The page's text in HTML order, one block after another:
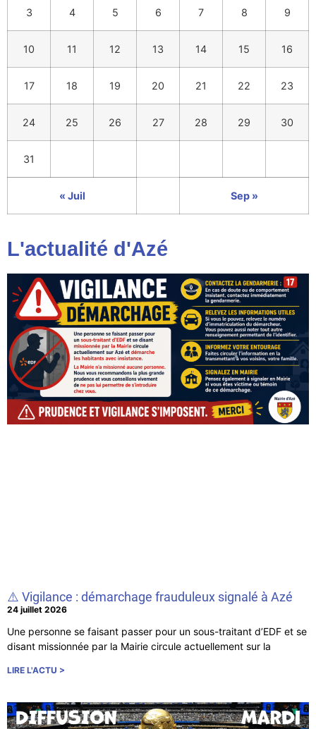
3 4 5 6 7 8 9
10 11 12 13 14 15 16
17 18 19 20 21 22 23
24 25 26 27 28 29 30
31
« Juil Sep »
L'actualité d'Azé
⚠️ Vigilance : démarchage frauduleux signalé à Azé
24 juillet 2026
Une personne se faisant passer pour un sous-traitant d’EDF et se
disant missionnée par la Mairie circule actuellement sur la
LIRE L'ACTU >